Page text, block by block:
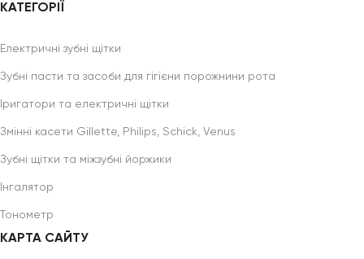
КАТЕГОРІЇ
Електричні зубні щітки
Зубні пасти та засоби для гігієни порожнини рота
Іригатори та електричні щітки
Змінні касети Gillette, Philips, Schick, Venus
Зубні щітки та міжзубні йоржики
Інгалятор
Тонометр
КАРТА САЙТУ